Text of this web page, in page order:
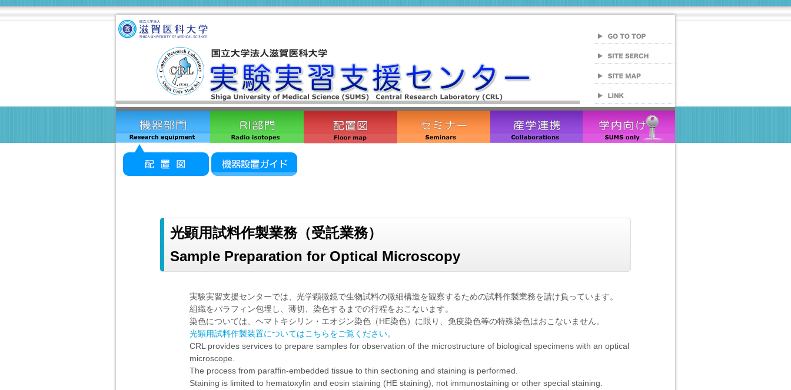
光顕用試料作製業務（受託業務）
Sample Preparation for Optical Microscopy
実験実習支援センターでは、光学顕微鏡で生物試料の微細構造を観察するための試料作製業務を請け負っています。
組織をパラフィン包埋し、薄切、染色するまでの行程をおこないます。
染色については、ヘマトキシリン・エオジン染色（HE染色）に限り、免疫染色等の特殊染色はおこないません。
光顕用試料作製装置についてはこちらをご覧ください。
CRL provides services to prepare samples for observation of the microstructure of biological specimens with an optical
microscope.
The process from paraffin-embedded tissue to thin sectioning and staining is performed.
Staining is limited to hematoxylin and eosin staining (HE staining), not immunostaining or other special staining.